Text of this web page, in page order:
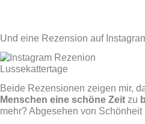
Und eine Rezension auf
Beide Rezensionen zeigen mir,
Menschen eine schöne Zeit zu
mehr? Abgesehen von